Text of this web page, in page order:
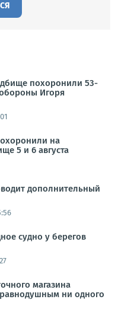
похоронили 53-
Игоря
на
5 и 6 августа
дополнительный
судно у берегов
магазина
ни одного